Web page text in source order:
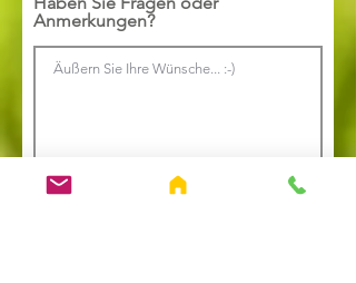
Anmerkungen?
Unverbindliche Anfage absenden